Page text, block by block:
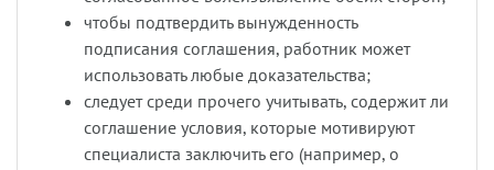
чтобы подтвердить вынужденность
подписания соглашения, работник может
использовать любые доказательства;
следует среди прочего учитывать, содержит ли
соглашение условия, которые мотивируют
специалиста заключить его (например, о